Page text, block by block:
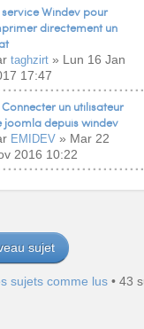
service Windev pour
directement un
taghzirt» Lun 16 Jan
17:47
Connecter un utilisateur
joomla depuis windev
EMIDEV» Mar 22
2016 10:22
sujet
sujets comme lus • 43